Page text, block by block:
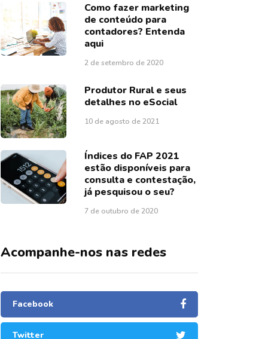
Como fazer marketing
de conteúdo para
contadores? Entenda
aqui
2 de setembro de 2020
Produtor Rural e seus
detalhes no eSocial
10 de agosto de 2021
Índices do FAP 2021
estão disponíveis para
consulta e contestação,
já pesquisou o seu?
7 de outubro de 2020
Acompanhe-nos nas redes
Facebook
Twitter